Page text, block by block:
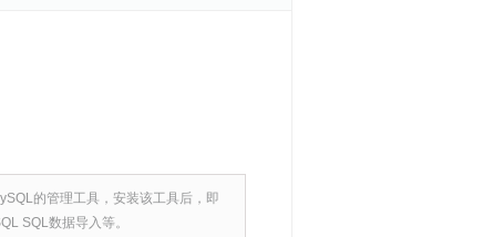
的管理工具，安装该工具后，即
SQL数据导入等。